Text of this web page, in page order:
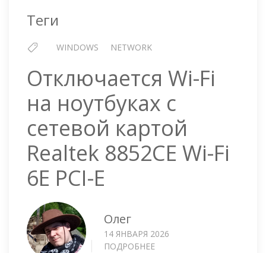
Теги
WINDOWS NETWORK
Отключается Wi-Fi
на ноутбуках с
сетевой картой
Realtek 8852CE Wi-Fi
6E PCI-E
Олег
14 ЯНВАРЯ 2026
ПОДРОБНЕЕ